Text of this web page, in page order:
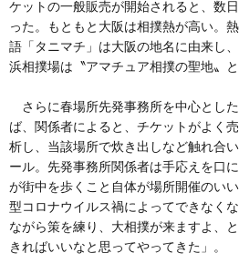
ケットの一般販売が開始されると、数
った。もともと大阪は相撲熱が高い。
語「タニマチ」は大阪の地名に由来し
浜相撲場は〝アマチュア相撲の聖地〟と
さらに春場所先発事務所を中心とし
ば、関係者によると、チケットがよく
析し、当該場所で炊き出しなど触れ合
ール。先発事務所関係者は手応えを口
が街中を歩くこと自体が場所開催のい
型コロナウイルス禍によってできなく
ながら策を練り、大相撲が来ますよ、
きればいいなと思ってやってきた」。